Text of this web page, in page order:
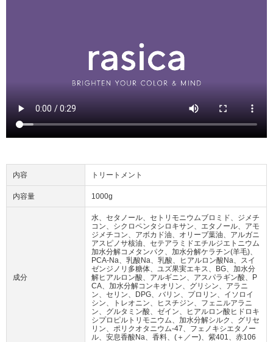
内容 トリートメント
内容量 1000g
成分
水、セタノール、セトリモニウムブロミド、ジメチ
コン、シクロペンタシロキサン、エタノール、アモ
ジメチコン、アボカド油、オリーブ葉油、アルガニ
アスピノサ核油、セテアラミドエチルジエトニウム
加水分解コメタンパク、加水分解ケラチン(羊毛)、
PCA-Na、乳酸Na、乳酸、ヒアルロン酸Na、スイ
ゼンジノリ多糖体、ユズ果実エキス、BG、加水分
解ヒアルロン酸、アルギニン、アスパラギン酸、P
CA、加水分解コンキオリン、グリシン、アラニ
ン、セリン、DPG、バリン、プロリン、イソロイ
シン、トレオニン、ヒスチジン、フェニルアラニ
ン、グルタミン酸、ゼイン、ヒアルロン酸ヒドロキ
シプロピルトリモニウム、加水分解シルク、グリセ
リン、ポリクオタニウム-47、フェノキシエタノー
ル、安息香酸Na、香料、(＋／ー)、紫401、赤106